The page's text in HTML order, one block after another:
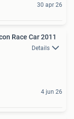
30 apr 26
Race Car 2011
Details
4 jun 26